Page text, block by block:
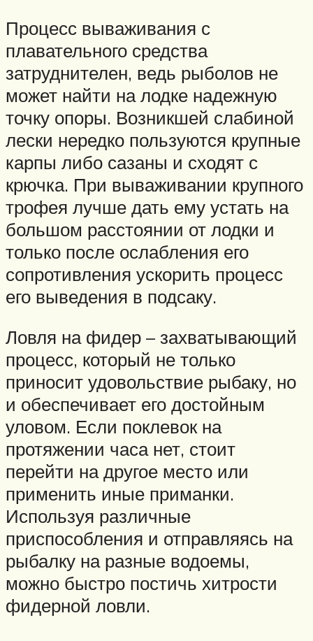
Процесс вываживания с
плавательного средства
затруднителен, ведь рыболов не
может найти на лодке надежную
точку опоры. Возникшей слабиной
лески нередко пользуются крупные
карпы либо сазаны и сходят с
крючка. При вываживании крупного
трофея лучше дать ему устать на
большом расстоянии от лодки и
только после ослабления его
сопротивления ускорить процесс
его выведения в подсаку.
Ловля на фидер – захватывающий
процесс, который не только
приносит удовольствие рыбаку, но
и обеспечивает его достойным
уловом. Если поклевок на
протяжении часа нет, стоит
перейти на другое место или
применить иные приманки.
Используя различные
приспособления и отправляясь на
рыбалку на разные водоемы,
можно быстро постичь хитрости
фидерной ловли.